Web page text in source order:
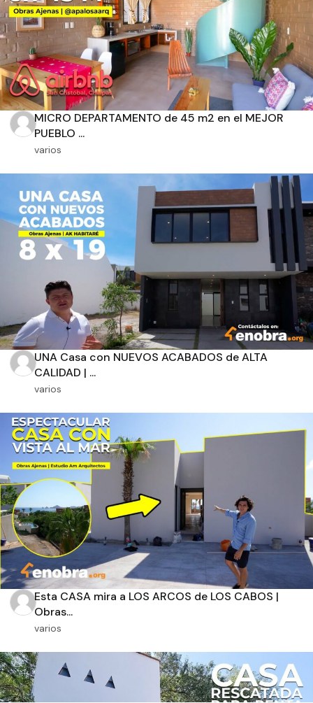
MICRO DEPARTAMENTO de 45 m2 en el MEJOR
PUEBLO ...
varios
UNA Casa con NUEVOS ACABADOS de ALTA
CALIDAD | ...
varios
Esta CASA mira a LOS ARCOS de LOS CABOS |
Obras...
varios
m2 de construcción
m2 de terreno
Aplicar filtros